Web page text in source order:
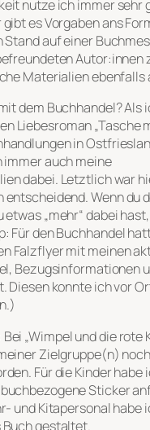
nutze ich immer sehr
es Vorgaben ans
Stand auf einer
Autor:innen
Materialien ebenfalls
dem Buchhandel? Als
Liebesroman „Tasche
in
immer auch meine
dabei. Letztlich war
entscheidend. Wenn du
etwas „mehr“ dabei
Für den Buchhandel
Falzflyer mit meinen
Bezugsinformationen
Diesen konnte ich vor
„Wimpel und die rote
Zielgruppe(n)
Für die Kinder habe
Sticker
und Kitapersonal habe
Buch gestaltet.